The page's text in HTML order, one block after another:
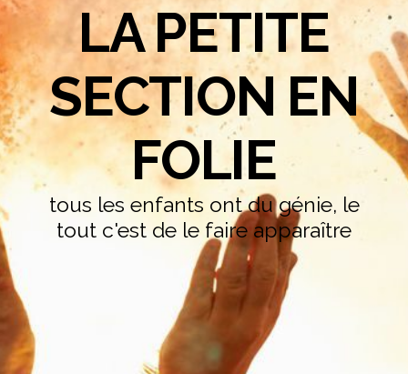
LA PETITE
SECTION EN
FOLIE
tous les enfants ont du génie, le
tout c'est de le faire apparaître